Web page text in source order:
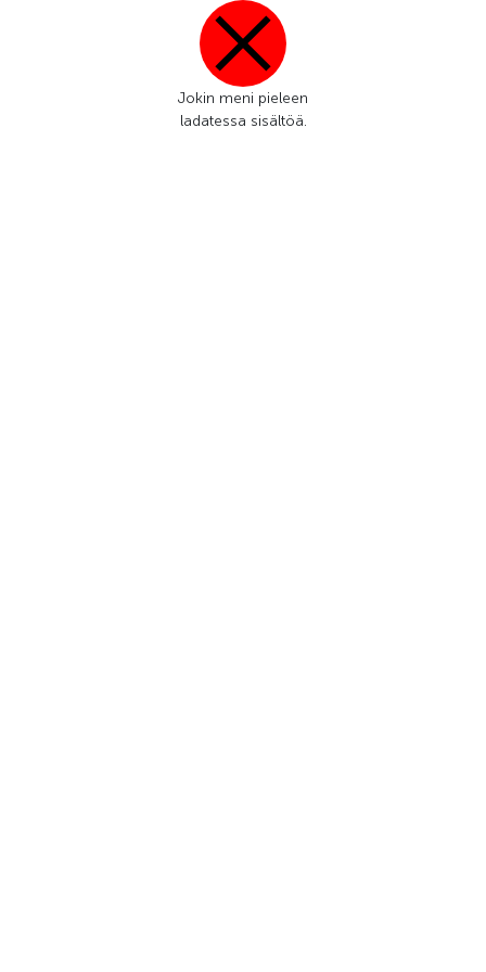
Jokin meni pieleen
ladatessa sisältöä.